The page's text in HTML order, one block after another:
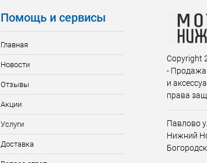
Помощь и сервисы
Главная
Новости
Отзывы
Акции
Услуги
Доставка
Copyright
- Продажа
и
права
Павлово
Нижний